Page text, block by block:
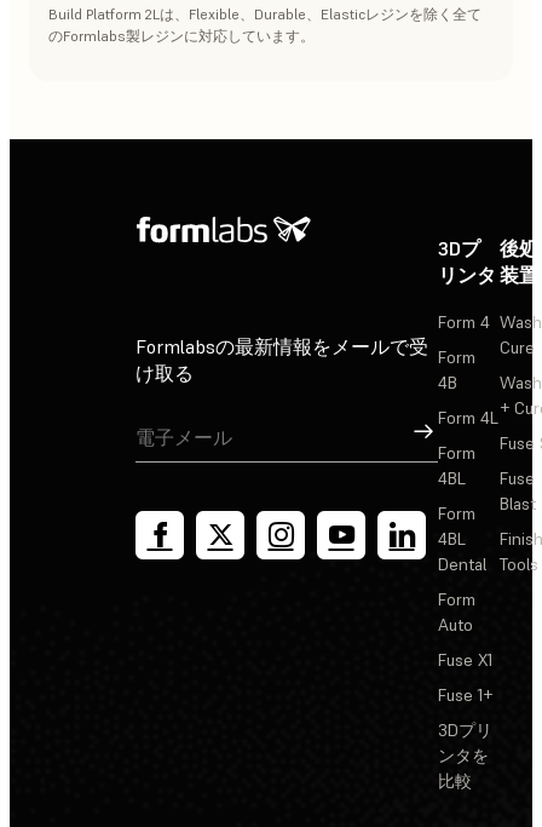
Build Platform 2Lは、Flexible、Durable、Elasticレジンを除く全て
のFormlabs製レジンに対応しています。
Formlabsの最新情報をメールで受
け取る
サインアップ
3Dプ
リンタ
Form 4
Form
4B
Form 4L
Form
4BL
Form
4BL
Dental
Form
Auto
Fuse X1
Fuse 1+
3Dプリ
ンタを
比較
後
装置
Cure
+
Fuse
Fuse
Blast
Tools